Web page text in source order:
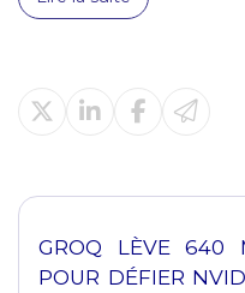
GROQ LÈVE 640
POUR DÉFIER